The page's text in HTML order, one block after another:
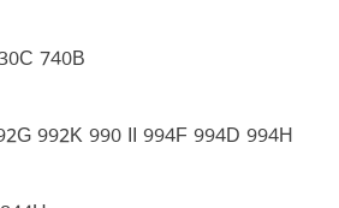
740B
992K 990 II 994F 994D 994H